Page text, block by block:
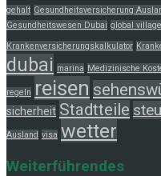
gehalt Gesundheitsversicherung
Gesundheitswesen Dubai global village
Krankenversicherungskalkulator
dubai marina Medizinische
regeln reisen
sicherheit Stadtteile
Ausland visa wetter
Weiterführendes